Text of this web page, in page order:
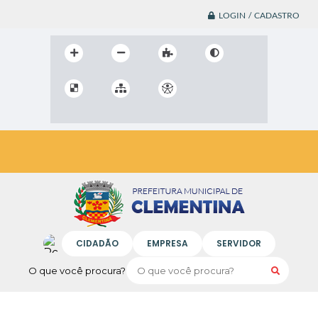
LOGIN / CADASTRO
O que você procura?
CIDADÃO EMPRESA SERVIDOR